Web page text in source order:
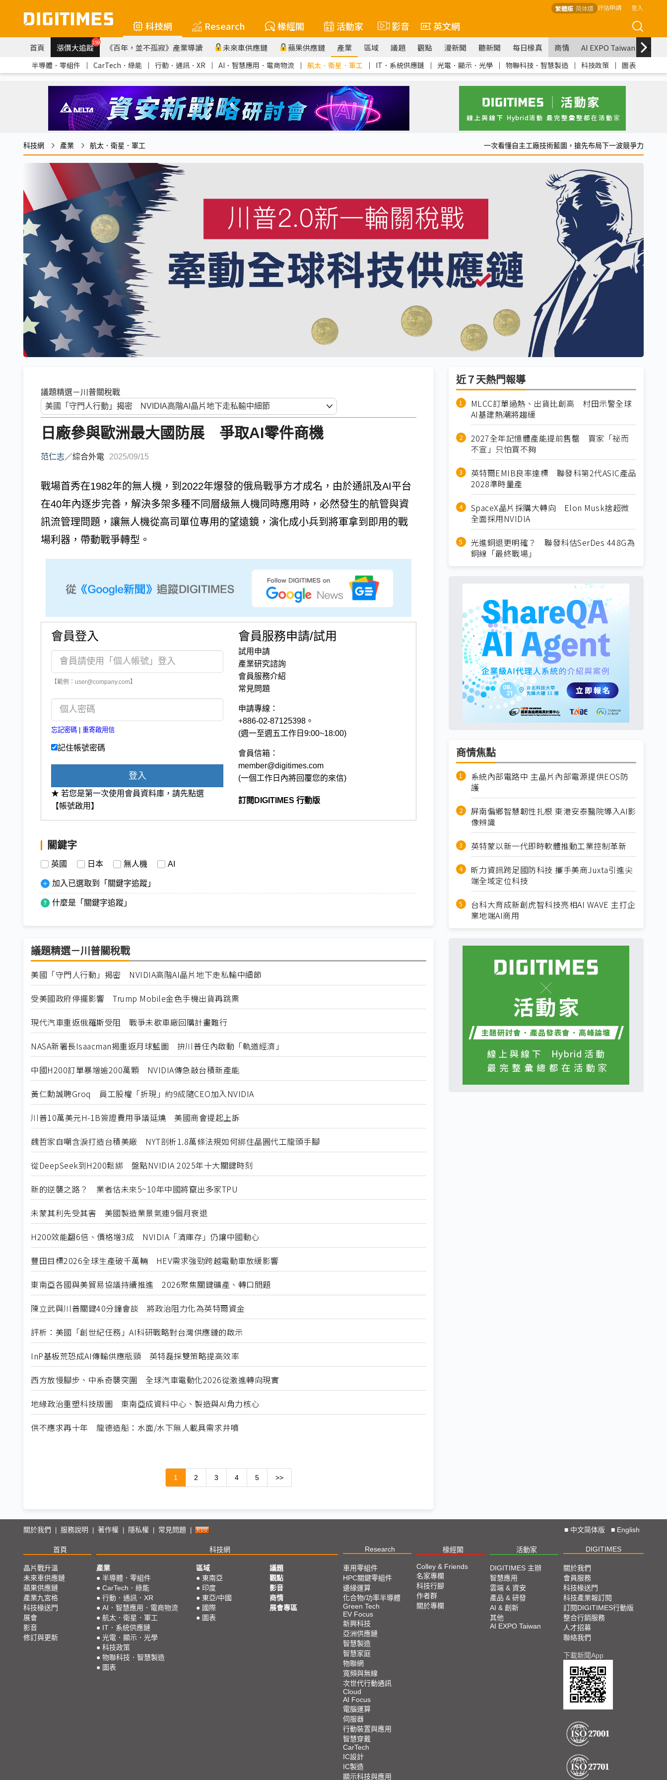
繁體版 简体版 評估申請 登入
科技網 Research 椽經閣 活動家 影音 英文網
首頁 漲價大追蹤259 《百年，並不孤寂》產業導讀 未來車供應鏈 蘋果供應鏈 產業 區域 議題 觀點 漫新聞 聽新聞 每日椽真 商情 AI EXPO Taiwan
半導體．零組件 ｜ CarTech．綠能 ｜ 行動．通訊．XR ｜ AI．智慧應用．電商物流 ｜ 航太．衛星．軍工 ｜ IT．系統供應鏈 ｜ 光電．顯示．光學 ｜ 物聯科技．智慧製造 ｜ 科技政策 ｜ 圖表
科技網 產業 航太．衛星．軍工 一次看懂自主工廠技術藍圖，搶先布局下一波競爭力
議題精選－川普關稅戰
日廠參與歐洲最大國防展 爭取AI零件商機
范仁志／綜合外電 2025/09/15
戰場首秀在1982年的無人機，到2022年爆發的俄烏戰爭方才成名，由於通訊及AI平台
在40年內逐步完善，解決多架多種不同層級無人機同時應用時，必然發生的航管與資
訊流管理問題，讓無人機從高司單位專用的望遠鏡，演化成小兵到將軍拿到即用的戰
場利器，帶動戰爭轉型。
會員登入
【範例：user@company.com】
忘記密碼 | 重寄啟用信
記住帳號密碼
登入
★ 若您是第一次使用會員資料庫，請先點選
【帳號啟用】
會員服務申請/試用
試用申請
產業研究諮詢
會員服務介紹
常見問題
申請專線：
+886-02-87125398。
(週一至週五工作日9:00~18:00)
會員信箱：
member@digitimes.com
(一個工作日內將回覆您的來信)
訂閱DIGITIMES 行動版
關鍵字
英國 日本 無人機 AI
加入已選取到「關鍵字追蹤」
什麼是「關鍵字追蹤」
議題精選－川普關稅戰
美國「守門人行動」揭密 NVIDIA高階AI晶片地下走私輸中細節
受美國政府停擺影響 Trump Mobile金色手機出貨再跳票
現代汽車重返俄羅斯受阻 戰爭未歇車廠回購計畫難行
NASA新署長Isaacman揭重返月球藍圖 拚川普任內啟動「軌道經濟」
中國H200訂單暴增逾200萬顆 NVIDIA傳急敲台積新產能
黃仁勳誠聘Groq 員工股權「折現」約9成隨CEO加入NVIDIA
川普10萬美元H-1B簽證費用爭議延燒 美國商會提起上訴
魏哲家自嘲含淚打造台積美廠 NYT剖析1.8萬條法規如何綁住晶圓代工龍頭手腳
從DeepSeek到H200鬆綁 盤點NVIDIA 2025年十大關鍵時刻
新的逆襲之路？ 業者估未來5~10年中國將竄出多家TPU
未蒙其利先受其害 美國製造業景氣連9個月衰退
H200效能翻6倍、價格增3成 NVIDIA「清庫存」仍讓中國動心
豐田目標2026全球生產破千萬輛 HEV需求強勁跨越電動車放緩影響
東南亞各國與美貿易協議持續推進 2026聚焦關鍵礦產、轉口問題
陳立武與川普關鍵40分鐘會談 將政治阻力化為英特爾資金
評析：美國「創世紀任務」AI科研戰略對台灣供應鏈的啟示
InP基板荒恐成AI傳輸供應瓶頸 英特磊採雙策略提高效率
西方放慢腳步、中系奇襲突圍 全球汽車電動化2026從激進轉向現實
地緣政治重塑科技版圖 東南亞成資料中心、製造與AI角力核心
供不應求再十年 龍德造船：水面/水下無人載具需求井噴
1 2 3 4 5 >>
近７天熱門報導
MLCC訂單過熱、出貨比創高 村田示警全球
AI基建熱潮將趨緩
2027全年記憶體產能提前售罄 買家「祕而
不宣」只怕買不夠
英特爾EMIB良率達標 聯發科第2代ASIC產品
2028準時量產
SpaceX晶片採購大轉向 Elon Musk捨超微
全面採用NVIDIA
光進銅退更明確？ 聯發科估SerDes 448G為
銅線「最終戰場」
商情焦點
系統內部電路中 主晶片內部電源提供EOS防
護
屏南偏鄉智慧韌性扎根 東港安泰醫院導入AI影
像辨識
英特蒙以新一代即時軟體推動工業控制革新
昕力資訊跨足國防科技 攜手美商Juxta引進尖
端全域定位科技
台科大育成新創虎智科技亮相AI WAVE 主打企
業地端AI商用
關於我們 | 服務說明 | 著作權 | 隱私權 | 常見問題 | ■ 中文简体版 ■ English
首頁 科技網 Research 椽經閣 活動家 DIGITIMES
晶片戰升溫
未來車供應鏈
蘋果供應鏈
產業九宮格
科技椽送門
展會
影音
修訂與更新
產業
● 半導體．零組件
● CarTech．綠能
● 行動．通訊．XR
● AI．智慧應用．電商物流
● 航太．衛星．軍工
● IT．系統供應鏈
● 光電．顯示．光學
● 科技政策
● 物聯科技．智慧製造
● 圖表
區域
● 東南亞
● 印度
● 東亞/中國
● 國際
● 圖表
議題
觀點
影音
商情
展會專區
車用零組件
HPC關鍵零組件
邊緣運算
化合物/功率半導體
Green Tech
EV Focus
新興科技
亞洲供應鏈
智慧製造
智慧家庭
物聯網
寬頻與無線
次世代行動通訊
Cloud
AI Focus
電腦運算
伺服器
行動裝置與應用
智慧穿戴
CarTech
IC設計
IC製造
顯示科技與應用
Colley & Friends
名家專欄
科技行腳
作者群
關於專欄
DIGITIMES 主辦
智慧應用
雲端 & 資安
產品 & 研發
AI & 創新
其他
AI EXPO Taiwan
關於我們
會員服務
科技椽送門
科技產業報訂閱
訂閱DIGITIMES行動版
整合行銷服務
人才招募
聯絡我們
下載新聞App